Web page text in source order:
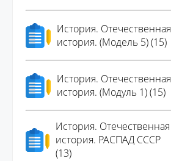
История. Отечественная
история. (Модель 5) (15)
История. Отечественная
история. (Модуль 1) (15)
История. Отечественная
история. РАСПАД СССР
(13)